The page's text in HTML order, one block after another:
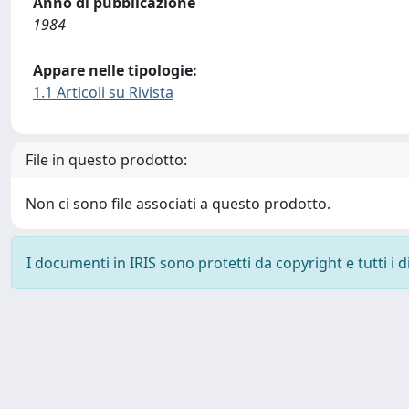
1984
Appare nelle tipologie:
1.1 Articoli su Rivista
File in questo prodotto:
Non ci sono file associati a questo prodotto.
I documenti in IRIS sono protetti da copyright e tutti i